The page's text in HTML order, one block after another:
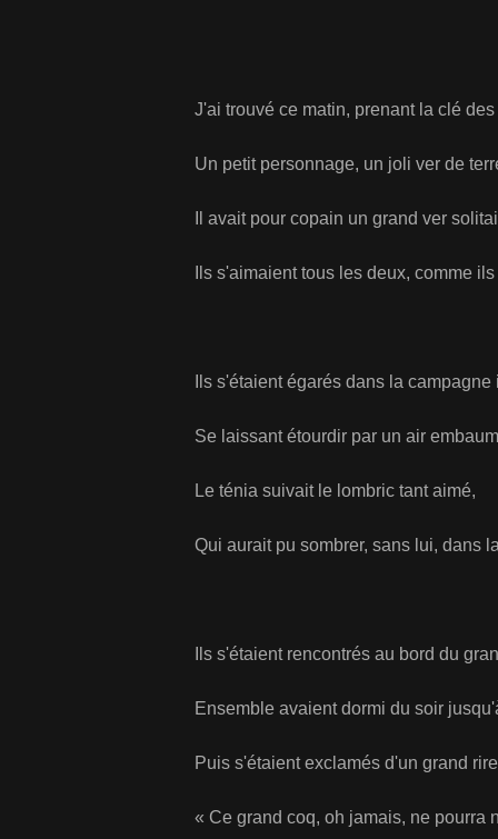
J'ai trouvé ce matin, prenant la clé
Un petit personnage, un joli ver de
Il avait pour copain un grand ver
Ils s'aimaient tous les deux, comme
Ils s'étaient égarés dans la campagne
Se laissant étourdir par un air
Le ténia suivait le lombric tant aimé,
Qui aurait pu sombrer, sans lui, dans
Ils s'étaient rencontrés au bord du
Ensemble avaient dormi du soir
Puis s'étaient exclamés d'un grand
« Ce grand coq, oh jamais, ne pourra